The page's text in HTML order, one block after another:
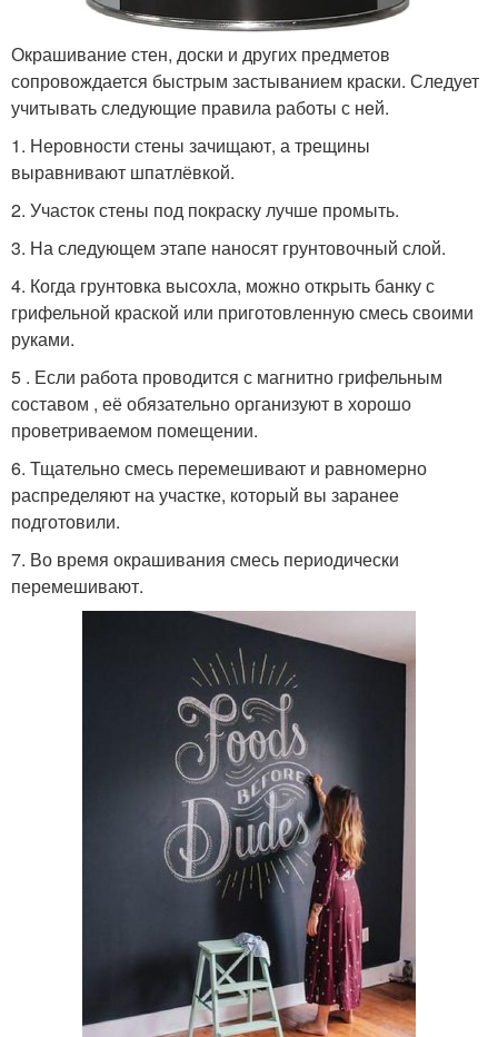
Окрашивание стен, доски и других предметов
сопровождается быстрым застыванием краски. Следует
учитывать следующие правила работы с ней.
1. Неровности стены зачищают, а трещины
выравнивают шпатлёвкой.
2. Участок стены под покраску лучше промыть.
3. На следующем этапе наносят грунтовочный слой.
4. Когда грунтовка высохла, можно открыть банку с
грифельной краской или приготовленную смесь своими
руками.
5 . Если работа проводится с магнитно грифельным
составом , её обязательно организуют в хорошо
проветриваемом помещении.
6. Тщательно смесь перемешивают и равномерно
распределяют на участке, который вы заранее
подготовили.
7. Во время окрашивания смесь периодически
перемешивают.